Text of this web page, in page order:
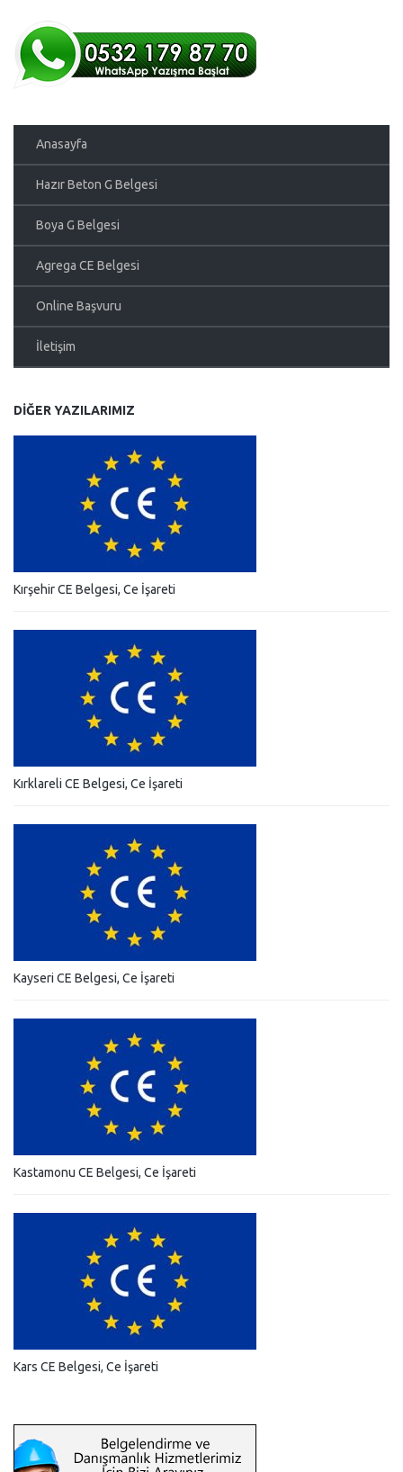
Anasayfa
Hazır Beton G Belgesi
Boya G Belgesi
Agrega CE Belgesi
Online Başvuru
İletişim
DIĞER YAZILARIMIZ
Kırşehir CE Belgesi, Ce İşareti
Kırklareli CE Belgesi, Ce İşareti
Kayseri CE Belgesi, Ce İşareti
Kastamonu CE Belgesi, Ce İşareti
Kars CE Belgesi, Ce İşareti